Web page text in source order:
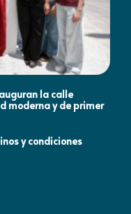
la calle
moderna y de primer
y condiciones